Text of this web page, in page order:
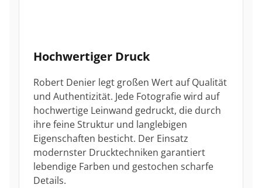
Hochwertiger Druck
Robert Denier legt großen Wert auf Qualität
und Authentizität. Jede Fotografie wird auf
hochwertige Leinwand gedruckt, die durch
ihre feine Struktur und langlebigen
Eigenschaften besticht. Der Einsatz
modernster Drucktechniken garantiert
lebendige Farben und gestochen scharfe
Details.